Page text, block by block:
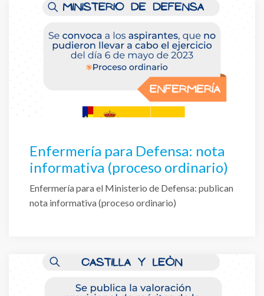
Enfermería para Defensa: nota
informativa (proceso ordinario)
Enfermería para el Ministerio de Defensa: publican
nota informativa (proceso ordinario)